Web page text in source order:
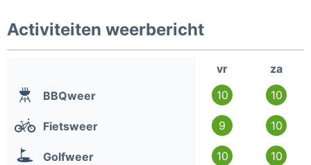
Activiteiten weerbericht
vr
za
BBQweer
10 10
Fietsweer 9 10
Golfweer 10 10